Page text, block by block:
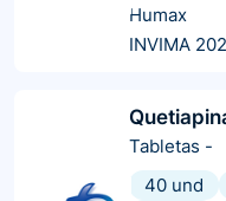
Humax
INVIMA
Tabletas -
40 und